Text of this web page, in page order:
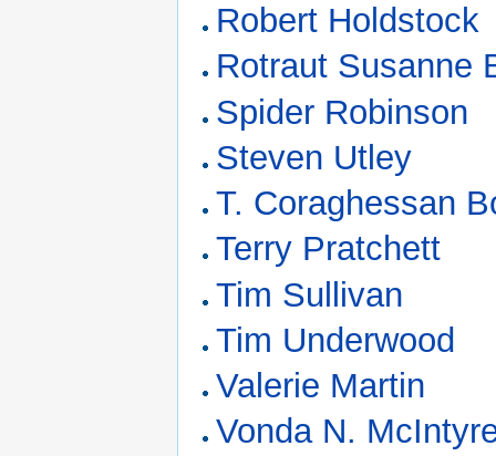
Robert Holdstock
Rotraut Susanne
Spider Robinson
Steven Utley
T. Coraghessan
Terry Pratchett
Tim Sullivan
Tim Underwood
Valerie Martin
Vonda N.